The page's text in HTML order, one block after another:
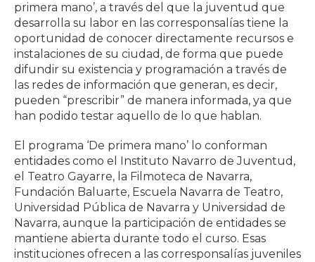
primera mano’, a través del que la juventud que
desarrolla su labor en las corresponsalías tiene la
oportunidad de conocer directamente recursos e
instalaciones de su ciudad, de forma que puede
difundir su existencia y programación a través de
las redes de información que generan, es decir,
pueden “prescribir” de manera informada, ya que
han podido testar aquello de lo que hablan.
El programa ‘De primera mano’ lo conforman
entidades como el Instituto Navarro de Juventud,
el Teatro Gayarre, la Filmoteca de Navarra,
Fundación Baluarte, Escuela Navarra de Teatro,
Universidad Pública de Navarra y Universidad de
Navarra, aunque la participación de entidades se
mantiene abierta durante todo el curso. Esas
instituciones ofrecen a las corresponsalías juveniles